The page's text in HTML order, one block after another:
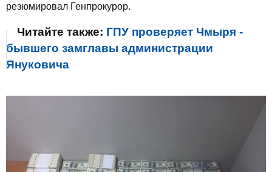
резюмировал Генпрокурор.
Читайте также: ГПУ проверяет Чмыря -
бывшего замглавы администрации
Януковича